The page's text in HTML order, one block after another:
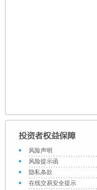
风险声明
风险提示函
隐私条款
在线交易安全提示